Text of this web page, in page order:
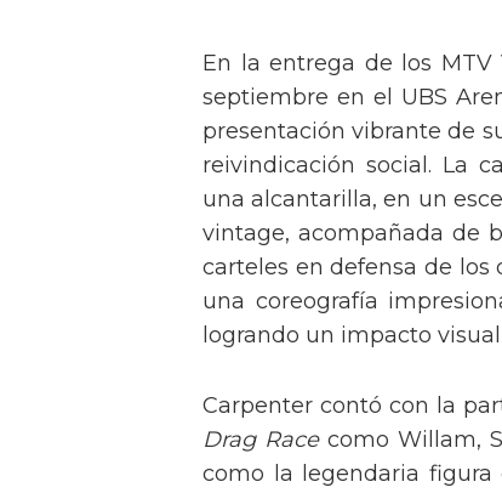
En la entrega de los
septiembre en el UBS
presentación vibrante de
reivindicación social. La
una alcantarilla, en un
vintage, acompañada de
carteles en defensa de los
una coreografía
logrando un impacto
Carpenter contó con la
Drag Racecomo Willam,
como la legendaria figura